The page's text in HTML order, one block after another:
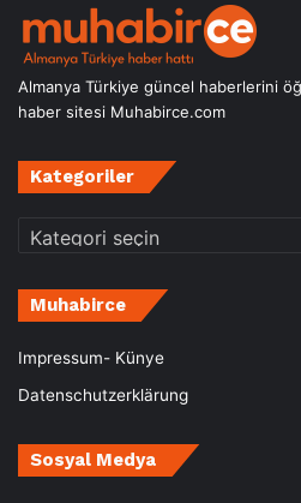
Almanya Türkiye güncel haberlerini
haber sitesi Muhabirce.com
Kategoriler
Kategoriler
Muhabirce
Impressum- Künye
Datenschutzerklärung
Sosyal Medya